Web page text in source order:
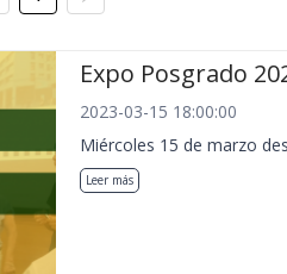
Expo Posgrado
2023-03-15 18:00:00
Miércoles 15 de marzo
Leer más